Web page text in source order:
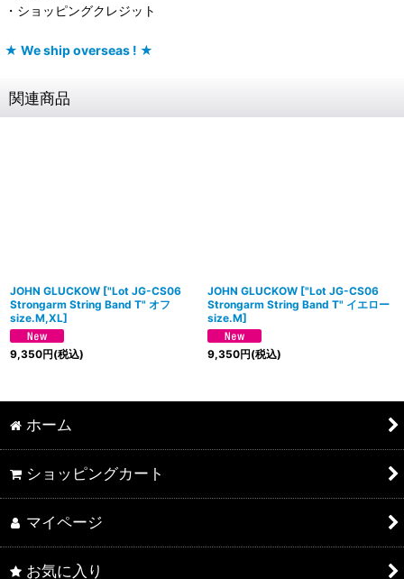
・ショッピングクレジット
★ We ship overseas ! ★
関連商品
JOHN GLUCKOW ["Lot JG-CS06
Strongarm String Band T" オフ
size.M,XL]
9,350円(税込)
JOHN GLUCKOW ["Lot JG-CS06
Strongarm String Band T" イエロー
size.M]
9,350円(税込)
ホーム
ショッピングカート
マイページ
お気に入り